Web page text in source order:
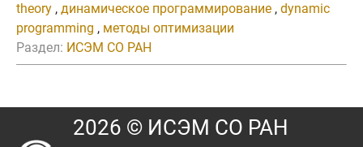
theory , динамическое программирование , dynamic
programming , методы оптимизации
Раздел: ИСЭМ СО РАН
2026 © ИСЭМ СО РАН